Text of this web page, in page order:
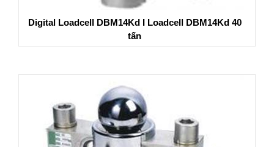
Digital Loadcell DBM14Kd I Loadcell DBM14Kd 40
tấn